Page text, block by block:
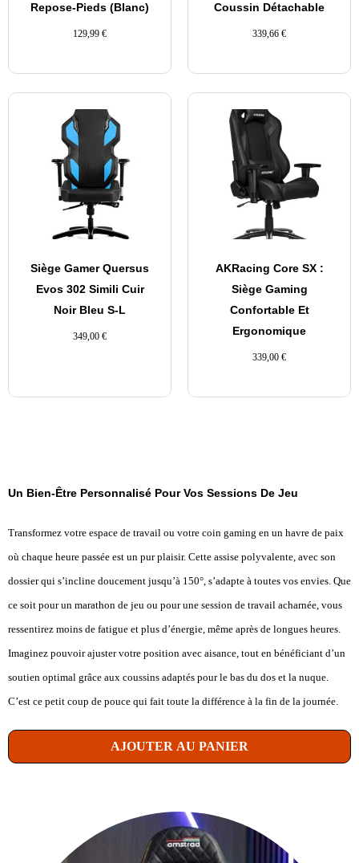
Repose-Pieds (Blanc)
129,99 €
Coussin Détachable
339,66 €
Siège Gamer Quersus
Evos 302 Simili Cuir
Noir Bleu S-L
349,00 €
AKRacing Core SX :
Siège Gaming
Confortable Et
Ergonomique
339,00 €
Un Bien-Être Personnalisé Pour Vos Sessions De Jeu
Transformez votre espace de travail ou votre coin gaming en un havre de paix
où chaque heure passée est un pur plaisir. Cette assise polyvalente, avec son
dossier qui s’incline doucement jusqu’à 150°, s’adapte à toutes vos envies. Que
ce soit pour un marathon de jeu ou pour une session de travail acharnée, vous
ressentirez moins de fatigue et plus d’énergie, même après de longues heures.
Imaginez pouvoir ajuster votre position avec aisance, tout en bénéficiant d’un
soutien optimal grâce aux coussins adaptés pour le bas du dos et la nuque.
C’est ce petit coup de pouce qui fait toute la différence à la fin de la journée.
AJOUTER AU PANIER